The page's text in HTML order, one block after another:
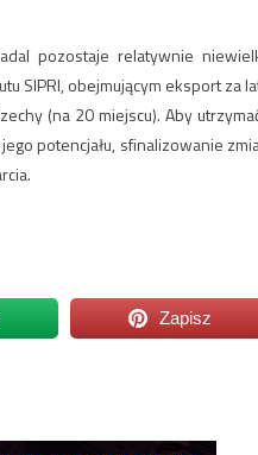
pozostaje relatywnie
SIPRI, obejmującym eksport za
(na 20 miejscu). Aby
potencjału, sfinalizowanie
Zapisz